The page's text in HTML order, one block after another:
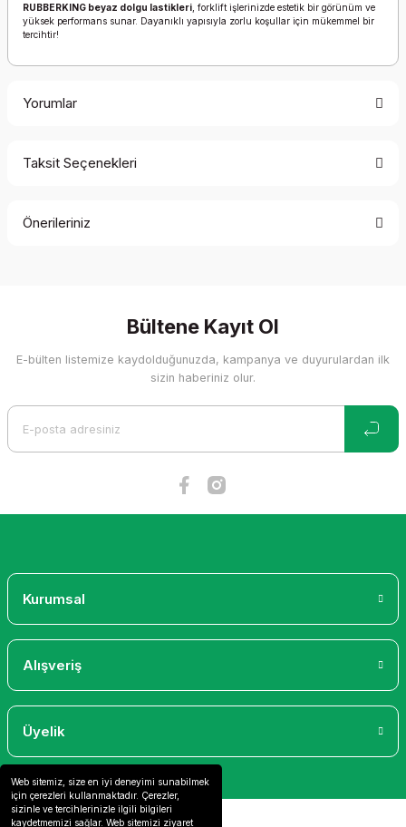
Web sitemiz, size en iyi deneyimi sunabilmek
için çerezleri kullanmaktadır. Çerezler,
sizinle ve tercihlerinizle ilgili bilgileri
kaydetmemizi sağlar. Web sitemizi ziyaret
RUBBERKING beyaz dolgu lastikleri , forklift işlerinizde estetik bir görünüm ve
yüksek performans sunar. Dayanıklı yapısıyla zorlu koşullar için mükemmel bir
tercihtir!
Yorumlar
Taksit Seçenekleri
Önerileriniz
Görüş ve önerileriniz için teşekkür ederiz.
Ürün resmi kalitesiz, bozuk veya görüntülenemiyor.
Bültene Kayıt Ol
E-bülten listemize kaydolduğunuzda, kampanya ve duyurulardan ilk
sizin haberiniz olur.
Kurumsal
Alışveriş
Üyelik